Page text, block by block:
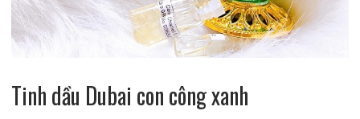
Tinh dầu Dubai con công xanh